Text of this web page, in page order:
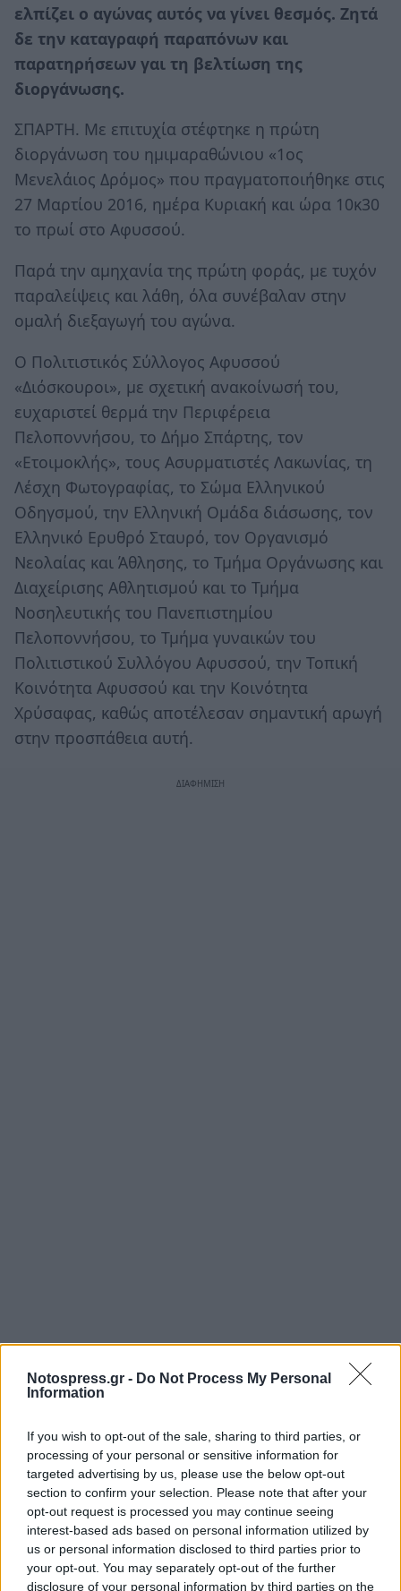
Notospress.gr - Do Not Process My Personal
Information
If you wish to opt-out of the sale, sharing to third parties, or
processing of your personal or sensitive information for
targeted advertising by us, please use the below opt-out
section to confirm your selection. Please note that after your
opt-out request is processed you may continue seeing
interest-based ads based on personal information utilized by
us or personal information disclosed to third parties prior to
your opt-out. You may separately opt-out of the further
disclosure of your personal information by third parties on the
ελπίζει ο αγώνας αυτός να γίνει θεσμός. Ζητά
δε την καταγραφή παραπόνων και
παρατηρήσεων γαι τη βελτίωση της
διοργάνωσης.
ΣΠΑΡΤΗ. Με επιτυχία στέφτηκε η πρώτη
διοργάνωση του ημιμαραθώνιου «1ος
Μενελάιος Δρόμος» που πραγματοποιήθηκε στις
27 Μαρτίου 2016, ημέρα Κυριακή και ώρα 10κ30
το πρωί στο Αφυσσού.
Παρά την αμηχανία της πρώτη φοράς, με τυχόν
παραλείψεις και λάθη, όλα συνέβαλαν στην
ομαλή διεξαγωγή του αγώνα.
Ο Πολιτιστικός Σύλλογος Αφυσσού
«Διόσκουροι», με σχετική ανακοίνωσή του,
ευχαριστεί θερμά την Περιφέρεια
Πελοποννήσου, το Δήμο Σπάρτης, τον
«Ετοιμοκλής», τους Ασυρματιστές Λακωνίας, τη
Λέσχη Φωτογραφίας, το Σώμα Ελληνικού
Οδηγσμού, την Ελληνική Ομάδα διάσωσης, τον
Ελληνικό Ερυθρό Σταυρό, τον Οργανισμό
Νεολαίας και Άθλησης, το Τμήμα Οργάνωσης και
Διαχείρισης Αθλητισμού και το Τμήμα
Νοσηλευτικής του Πανεπιστημίου
Πελοποννήσου, το Τμήμα γυναικών του
Πολιτιστικού Συλλόγου Αφυσσού, την Τοπική
Κοινότητα Αφυσσού και την Κοινότητα
Χρύσαφας, καθώς αποτέλεσαν σημαντική αρωγή
στην προσπάθεια αυτή.
Ευχαριστεί επίσης, όλους τους συμμετέχοντες
Σπαρτιάτες δρομείς και ιδιαίτερα εκείνους που
ταξίδεψαν από μακριά μεταδίδοντας την θετική
τους ενέργεια. Το παρόν έδωσαν και ο Δήμαρχος
της πόλης Κ. Ευάγγελος Βαλιώτης και η
Αντιπεριφερειάρχης Κ. Ντία Τζανετέα.